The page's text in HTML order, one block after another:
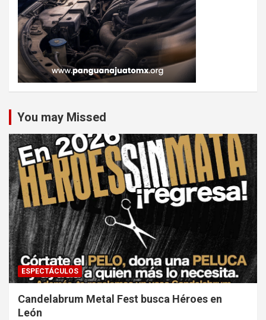
You may Missed
ESPECTÁCULOS
Candelabrum Metal Fest busca Héroes en
León